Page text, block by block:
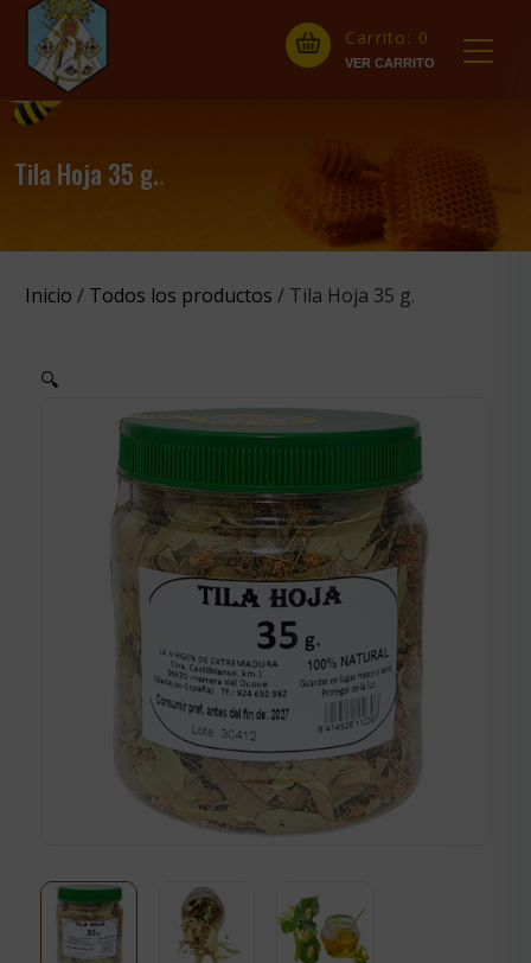
Carrito: 0
Tila Hoja 35 g..
Inicio / Todos los productos / Tila Hoja 35 g.
🔍